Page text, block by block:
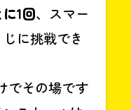
1回、スマー
に挑戦でき
でその場です